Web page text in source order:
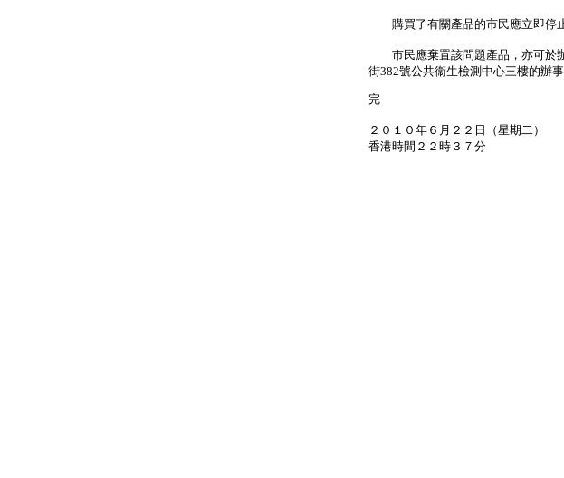
購買了有關產品的市民應立即停止
市民應棄置該問題產品，亦可於
街382號公共衞生檢測中心三樓的辦事
完
２０１０年６月２２日（星期二）
香港時間２２時３７分